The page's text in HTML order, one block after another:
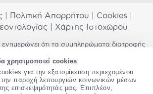
χρησιμοποιεί cookies
για την εξατομίκευση περιεχομένου
παροχή λειτουργιών κοινωνικών μέσων
επισκεψιμότητάς μας. Επιπλέον,
Πολιτική Απορρήτου Cookies
| Χάρτης Ιστοχώρου
ότι τα συμπληρώματα διατροφής
την πρόληψη, αγωγή ή θεραπεία ανθρώπινης
τον γιατρό σας εάν είστε έγκυος,
παράλληλα φαρμακευτική αγωγή ή
υγείας πριν χρησιμοποιήσετε